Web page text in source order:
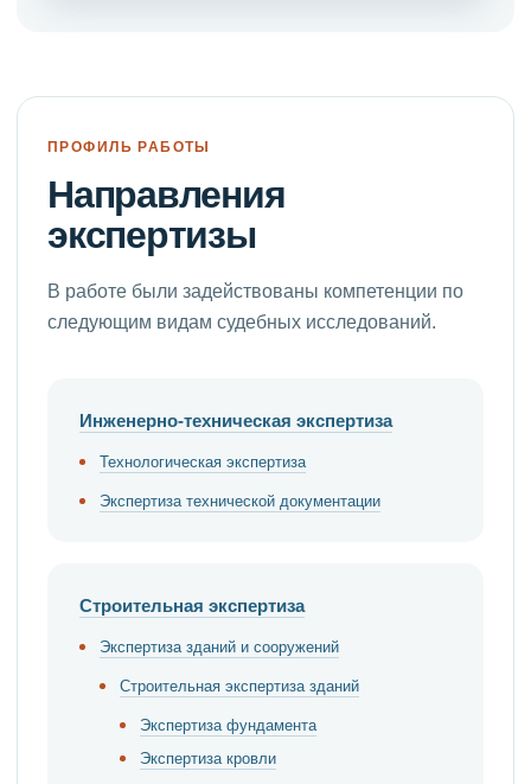
ПРОФИЛЬ РАБОТЫ
Направления
экспертизы
В работе были задействованы компетенции по
следующим видам судебных исследований.
Инженерно-техническая экспертиза
Технологическая экспертиза
Экспертиза технической документации
Строительная экспертиза
Экспертиза зданий и сооружений
Строительная экспертиза зданий
Экспертиза фундамента
Экспертиза кровли